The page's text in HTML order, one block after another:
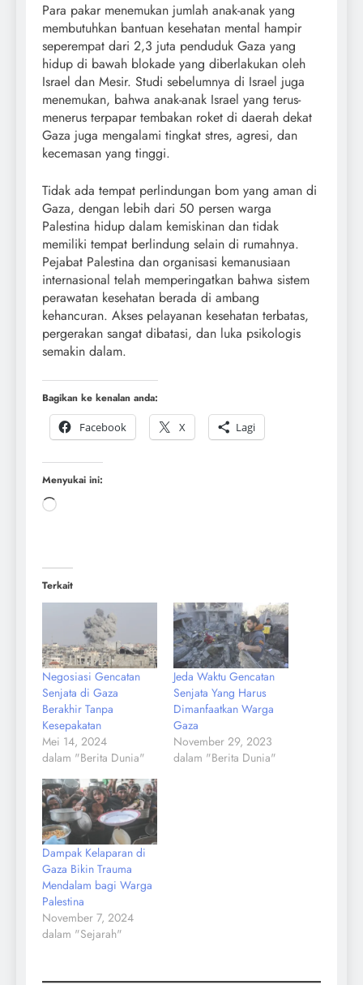
Para pakar menemukan jumlah anak-anak yang
membutuhkan bantuan kesehatan mental hampir
seperempat dari 2,3 juta penduduk Gaza yang
hidup di bawah blokade yang diberlakukan oleh
Israel dan Mesir. Studi sebelumnya di Israel juga
menemukan, bahwa anak-anak Israel yang terus-
menerus terpapar tembakan roket di daerah dekat
Gaza juga mengalami tingkat stres, agresi, dan
kecemasan yang tinggi.
Tidak ada tempat perlindungan bom yang aman di
Gaza, dengan lebih dari 50 persen warga
Palestina hidup dalam kemiskinan dan tidak
memiliki tempat berlindung selain di rumahnya.
Pejabat Palestina dan organisasi kemanusiaan
internasional telah memperingatkan bahwa sistem
perawatan kesehatan berada di ambang
kehancuran. Akses pelayanan kesehatan terbatas,
pergerakan sangat dibatasi, dan luka psikologis
semakin dalam.
Bagikan ke kenalan anda:
Facebook
X Lagi
Menyukai ini:
Terkait
Negosiasi Gencatan
Senjata di Gaza
Berakhir Tanpa
Kesepakatan
Mei 14, 2024
dalam "Berita Dunia"
Jeda Waktu Gencatan
Senjata Yang Harus
Dimanfaatkan Warga
Gaza
November 29, 2023
dalam "Berita Dunia"
Dampak Kelaparan di
Gaza Bikin Trauma
Mendalam bagi Warga
Palestina
November 7, 2024
dalam "Sejarah"